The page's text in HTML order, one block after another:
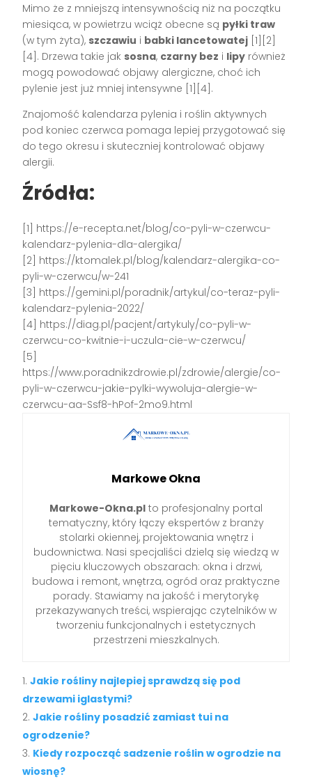
Mimo że z mniejszą intensywnością niż na początku
miesiąca, w powietrzu wciąż obecne są pyłki traw
(w tym żyta), szczawiu i babki lancetowatej [1][2]
[4]. Drzewa takie jak sosna, czarny bez i lipy również
mogą powodować objawy alergiczne, choć ich
pylenie jest już mniej intensywne [1][4].
Znajomość kalendarza pylenia i roślin aktywnych
pod koniec czerwca pomaga lepiej przygotować się
do tego okresu i skuteczniej kontrolować objawy
alergii.
Źródła:
[1] https://e-recepta.net/blog/co-pyli-w-czerwcu-
kalendarz-pylenia-dla-alergika/
[2] https://ktomalek.pl/blog/kalendarz-alergika-co-
pyli-w-czerwcu/w-241
[3] https://gemini.pl/poradnik/artykul/co-teraz-pyli-
kalendarz-pylenia-2022/
[4] https://diag.pl/pacjent/artykuly/co-pyli-w-
czerwcu-co-kwitnie-i-uczula-cie-w-czerwcu/
[5]
https://www.poradnikzdrowie.pl/zdrowie/alergie/co-
pyli-w-czerwcu-jakie-pylki-wywoluja-alergie-w-
czerwcu-aa-Ssf8-hPof-2mo9.html
Markowe Okna
Markowe-Okna.pl to profesjonalny portal
tematyczny, który łączy ekspertów z branży
stolarki okiennej, projektowania wnętrz i
budownictwa. Nasi specjaliści dzielą się wiedzą w
pięciu kluczowych obszarach: okna i drzwi,
budowa i remont, wnętrza, ogród oraz praktyczne
porady. Stawiamy na jakość i merytorykę
przekazywanych treści, wspierając czytelników w
tworzeniu funkcjonalnych i estetycznych
przestrzeni mieszkalnych.
Jakie rośliny najlepiej sprawdzą się pod
drzewami iglastymi?
Jakie rośliny posadzić zamiast tui na
ogrodzenie?
Kiedy rozpocząć sadzenie roślin w ogrodzie na
wiosnę?